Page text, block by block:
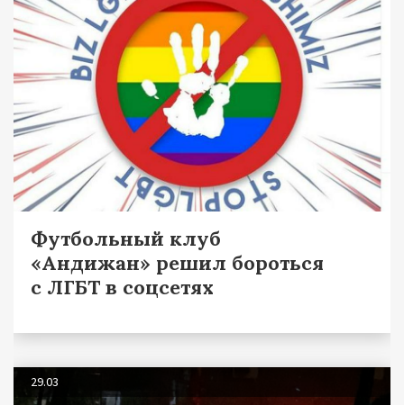
Футбольный клуб
«Андижан» решил бороться
с ЛГБТ в соцсетях
29.03